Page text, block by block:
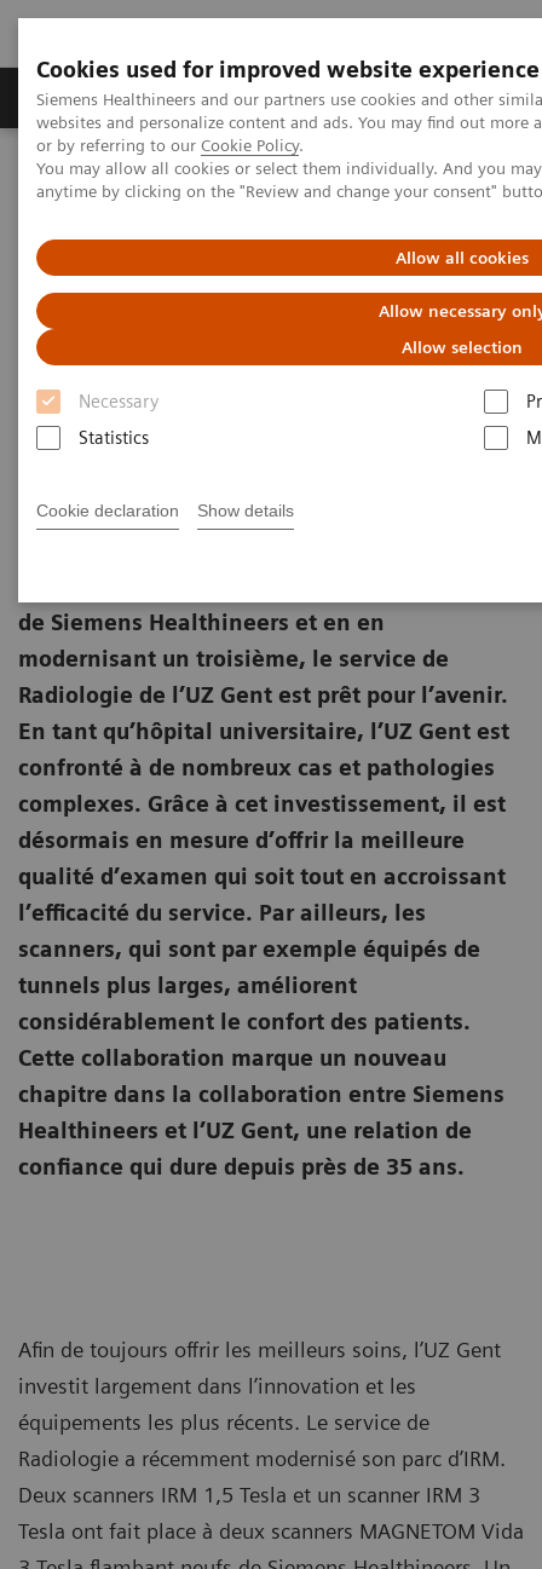
Cookies used for improved website experience
Siemens Healthineers and our partners use cookies and other
websites and personalize content and ads. You may find out
or by referring to our Cookie Policy.
You may allow all cookies or select them individually. And you
anytime by clicking on the "Review and change your consent"
Allow all cookies
Allow necessary
Allow selection
Necessary
Statistics
Cookie declaration Show details
Produits & Services À propos de
Home Actualités Nouveau parc d’IRM pour UZ Gent
Un nouveau parc d’IRM pour
célébrer les 35 ans de
collaboration entre l’UZ Gent et
Siemens Healthineers
2024-06-26
de Siemens Healthineers et en en
modernisant un troisième, le service de
Radiologie de l’UZ Gent est prêt pour l’avenir.
En tant qu’hôpital universitaire, l’UZ Gent est
confronté à de nombreux cas et pathologies
complexes. Grâce à cet investissement, il est
désormais en mesure d’offrir la meilleure
qualité d’examen qui soit tout en accroissant
l’efficacité du service. Par ailleurs, les
scanners, qui sont par exemple équipés de
tunnels plus larges, améliorent
considérablement le confort des patients.
Cette collaboration marque un nouveau
chapitre dans la collaboration entre Siemens
Healthineers et l’UZ Gent, une relation de
confiance qui dure depuis près de 35 ans.
Afin de toujours offrir les meilleurs soins, l’UZ Gent
investit largement dans l’innovation et les
équipements les plus récents. Le service de
Radiologie a récemment modernisé son parc d’IRM.
Deux scanners IRM 1,5 Tesla et un scanner IRM 3
Tesla ont fait place à deux scanners MAGNETOM Vida